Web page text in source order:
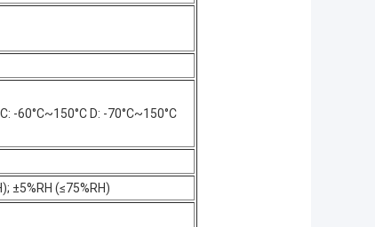
-60°C~150°C D: -70°C~150°C
±5%RH (≤75%RH)